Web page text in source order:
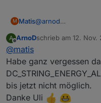
M Matis@arnod
Produktionszähler.
drauf. Deshalb ist
Das kannst du aber
zusätzlichen
- Einspeisung =
zusätlich noch einen
A
Offline
ArnoDschrieb am 12. Nov.
zuletzt editiert von
@matis
Habe ganz vergessen
bis jetzt nicht möglich.
Danke Uli